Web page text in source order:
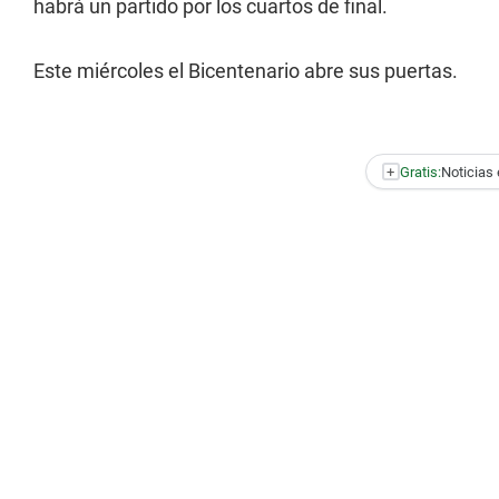
habrá un partido por los cuartos de final.
Este miércoles el Bicentenario abre sus puertas.
+ Gratis:Noticias